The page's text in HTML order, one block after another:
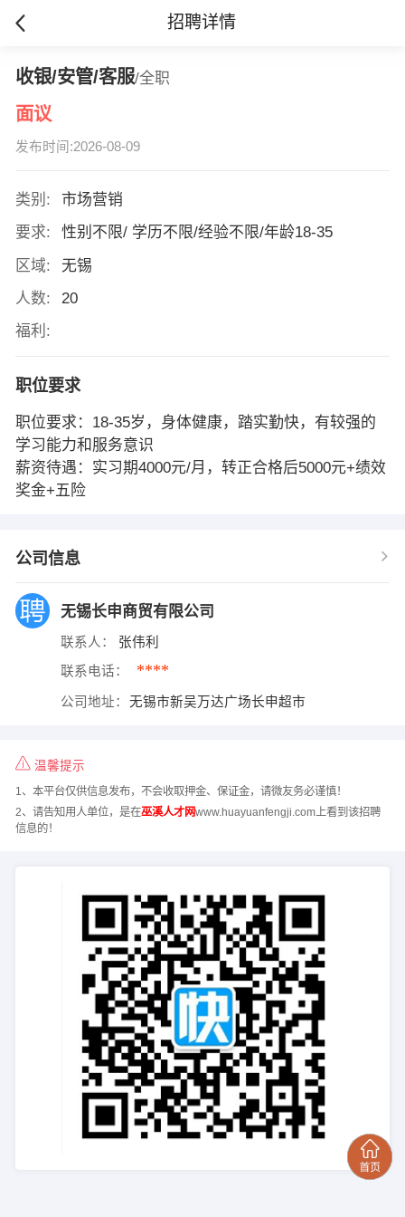
招聘详情
收银/安管/客服/全职
面议
发布时间:2026-08-09
类别:
市场营销
要求:
性别不限/ 学历不限/经验不限/年龄18-35
区域:
无锡
人数:
20
福利:
职位要求
职位要求：18-35岁，身体健康，踏实勤快，有较强的
学习能力和服务意识
薪资待遇：实习期4000元/月，转正合格后5000元+绩效
奖金+五险
公司信息
无锡长申商贸有限公司
联系人： 张伟利
联系电话： ****
公司地址： 无锡市新吴万达广场长申超市
温馨提示
1、本平台仅供信息发布，不会收取押金、保证金，请微友务必谨慎！
2、请告知用人单位，是在巫溪人才网www.huayuanfengji.com上看到该招聘
信息的！